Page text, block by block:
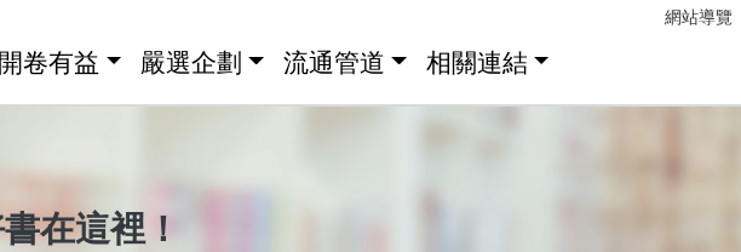
網站導覽
卷有益 嚴選企劃 流通管道 相關連結
在這裡！